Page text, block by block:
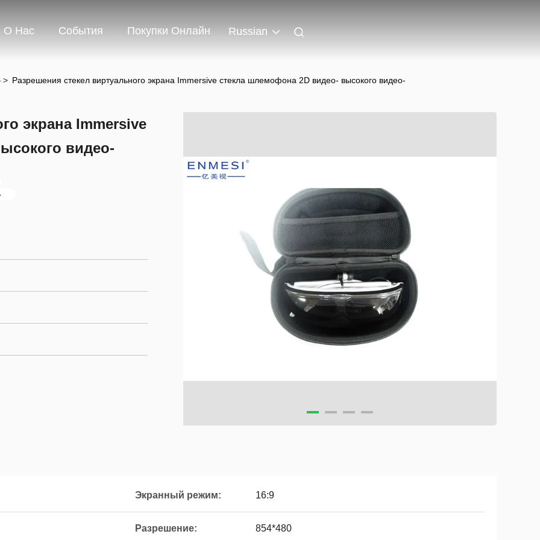
О Нас События Покупки Онлайн Russian
> Разрешения стекел виртуального экрана Immersive стекла шлемофона 2D видео- высокого видео-
экрана Immersive
видео-
Экранный режим: 16:9
Разрешение: 854*480